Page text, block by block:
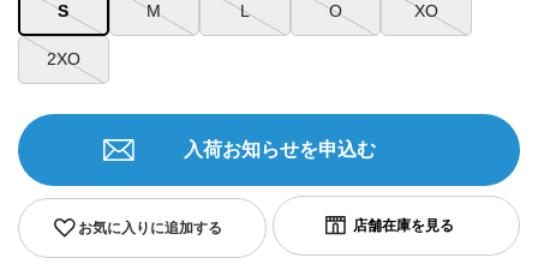
S M L O XO
2XO
お気に入りに追加する
入荷お知らせを申込む